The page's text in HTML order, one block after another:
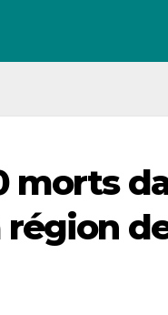
morts
région